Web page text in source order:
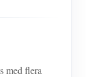
med flera